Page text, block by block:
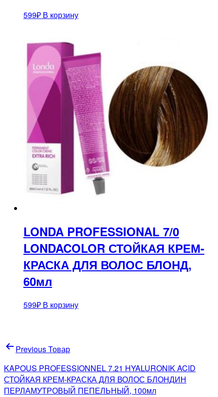
599₽ В корзину
LONDA PROFESSIONAL 7/0
LONDACOLOR СТОЙКАЯ КРЕМ-
КРАСКА ДЛЯ ВОЛОС БЛОНД,
60мл
599₽ В корзину
Навигация
по
записям
Previous Товар
KAPOUS PROFESSIONNEL 7.21 HYALURONIK ACID
СТОЙКАЯ КРЕМ-КРАСКА ДЛЯ ВОЛОС БЛОНДИН
ПЕРЛАМУТРОВЫЙ ПЕПЕЛЬНЫЙ, 100мл